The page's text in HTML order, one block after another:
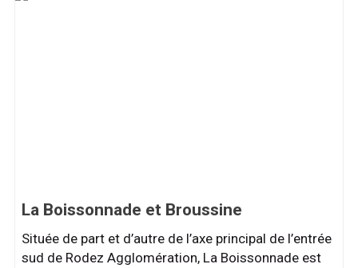
La Boissonnade et Broussine
Située de part et d’autre de l’axe principal de l’entrée
sud de Rodez Agglomération, La Boissonnade est